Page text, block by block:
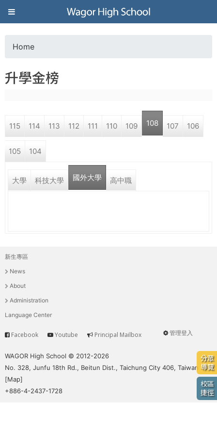
Jump to navigation
葳
格
高
學
培
養
具
國
移
動
的
世
界
公
o
a
r
e
r
e
Home
升學金榜
115 114 113 112 111 110 109 108 107 106
105 104
大學 科技大學 國外大學 高中職
分眾
導覽
校區
捷徑
主
選
單
新生專區
News
About
Administration
Language Center
User
管理登入
Service
Facebook Youtube Principal Mailbox
WAGOR High School © 2012-2026
No. 328, Junfu 18th Rd., Beitun Dist., Taichung City 406, Taiwan
[Map]
+886-4-2437-1728